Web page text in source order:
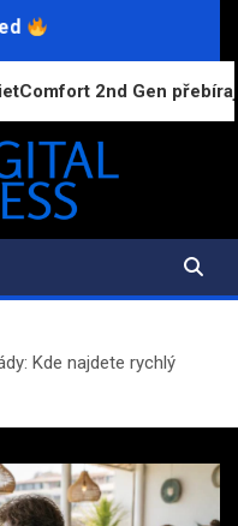
přebírají funkce dražších
Kde najdete rychlý